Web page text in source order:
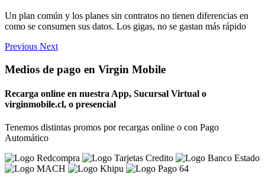
Un plan común y los planes sin contratos no tienen diferencias en
como se consumen sus datos. Los gigas, no se gastan más rápido
Previous Next
Medios de pago en Virgin Mobile
Recarga online en nuestra App, Sucursal Virtual o
virginmobile.cl, o presencial
Tenemos distintas promos por recargas online o con Pago
Automático